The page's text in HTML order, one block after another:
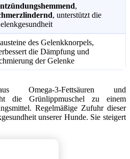
,
, unterstützt die
des Gelenkknorpels,
die Dämpfung und
der Gelenke
Omega-3-Fettsäuren und
die Grünlippmuschel zu einem
Regelmäßige Zufuhr dieser
unserer Hunde. Sie steigert